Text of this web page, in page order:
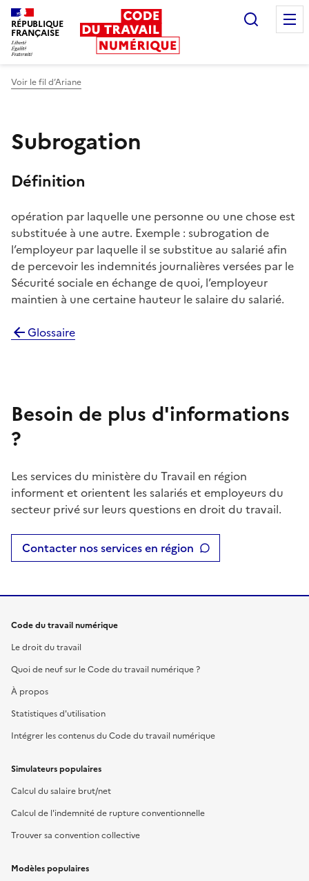
RÉPUBLIQUE
FRANÇAISE
Voir le fil d’Ariane
Subrogation
Définition
opération par laquelle une personne ou une chose est
substituée à une autre. Exemple : subrogation de
l’employeur par laquelle il se substitue au salarié afin
de percevoir les indemnités journalières versées par le
Sécurité sociale en échange de quoi, l’employeur
maintien à une certaine hauteur le salaire du salarié.
Glossaire
Besoin de plus d'informations
?
Les services du ministère du Travail en région
informent et orientent les salariés et employeurs du
secteur privé sur leurs questions en droit du travail.
Contacter nos services en région
Code du travail numérique
Le droit du travail
Quoi de neuf sur le Code du travail numérique ?
À propos
Statistiques d'utilisation
Intégrer les contenus du Code du travail numérique
Simulateurs populaires
Calcul du salaire brut/net
Calcul de l'indemnité de rupture conventionnelle
Trouver sa convention collective
Modèles populaires